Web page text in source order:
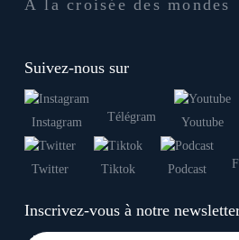
À la croisée des mondes
Suivez-nous sur
Instagram Télégram Youtube
Twitter Tiktok Podcast
Inscrivez-vous à notre